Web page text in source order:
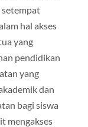
setempat
hal akses
yang
pendidikan
yang
dan
bagi siswa
mengakses